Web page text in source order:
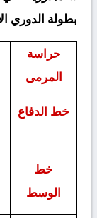
بطولة الدوري الإيطالي 2022/2021
حراسة
المرمى
خط الدفاع
خط
الوسط